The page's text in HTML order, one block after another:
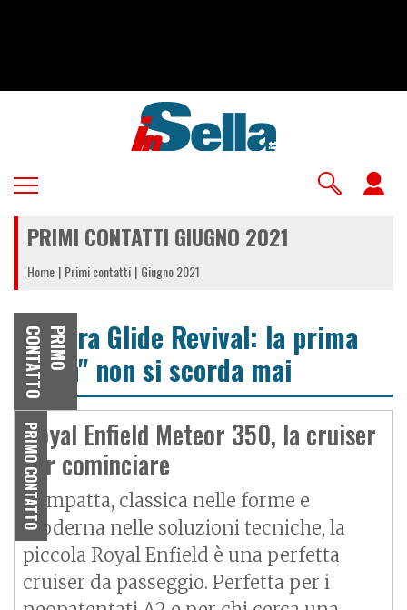
PRIMI CONTATTI GIUGNO 2021
Home Primi contatti Giugno 2021
P
R
I
M
O
C
O
N
T
A
T
T
O
Electra Glide Revival: la prima
"Icon" non si scorda mai
PRIMO CONTATTO
Royal Enfield Meteor 350, la cruiser
per cominciare
Compatta, classica nelle forme e
moderna nelle soluzioni tecniche, la
piccola Royal Enfield è una perfetta
cruiser da passeggio. Perfetta per i